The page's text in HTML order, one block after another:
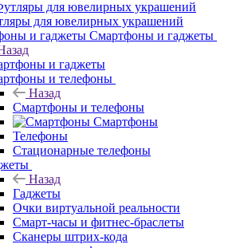
для ювелирных украшений
Смартфоны и гаджеты
и гаджеты
и телефоны
Назад
Смартфоны и телефоны
Смартфоны
Телефоны
Стационарные телефоны
Назад
Гаджеты
Очки виртуальной реальности
Смарт-часы и фитнес-браслеты
Сканеры штрих-кода